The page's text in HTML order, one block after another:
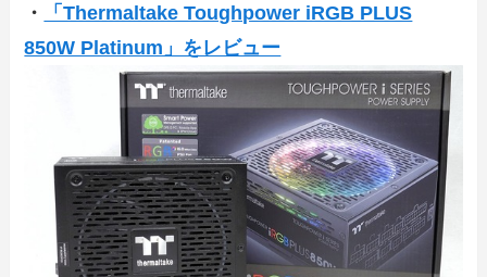
・
「Thermaltake Toughpower iRGB PLUS
850W Platinum」をレビュー